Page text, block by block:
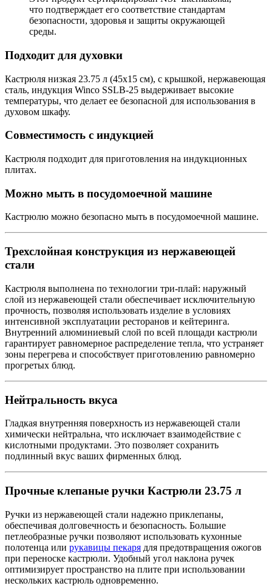
что подтверждает его соответствие стандартам
безопасности, здоровья и защиты окружающей
среды.
Подходит для духовки
Кастрюля низкая 23.75 л (45х15 см), с крышкой, нержавеющая
сталь, индукция Winco SSLB-25 выдерживает высокие
температуры, что делает ее безопасной для использования в
духовом шкафу.
Совместимость с индукцией
Кастрюля подходит для приготовления на индукционных
плитах.
Можно мыть в посудомоечной машине
Кастрюлю можно безопасно мыть в посудомоечной машине.
Трехслойная конструкция из нержавеющей
стали
Кастрюля выполнена по технологии три-плай: наружный
слой из нержавеющей стали обеспечивает исключительную
прочность, позволяя использовать изделие в условиях
интенсивной эксплуатации ресторанов и кейтеринга.
Внутренний алюминиевый слой по всей площади кастрюли
гарантирует равномерное распределение тепла, что устраняет
зоны перегрева и способствует приготовлению равномерно
прогретых блюд.
Нейтральность вкуса
Гладкая внутренняя поверхность из нержавеющей стали
химически нейтральна, что исключает взаимодействие с
кислотными продуктами. Это позволяет сохранить
подлинный вкус ваших фирменных блюд.
Прочные клепаные ручки Кастрюли 23.75 л
Ручки из нержавеющей стали надежно приклепаны,
обеспечивая долговечность и безопасность. Большие
петлеобразные ручки позволяют использовать кухонные
полотенца или рукавицы пекаря для предотвращения ожогов
при переноске кастрюли. Удобный угол наклона ручек
оптимизирует пространство на плите при использовании
нескольких кастрюль одновременно.